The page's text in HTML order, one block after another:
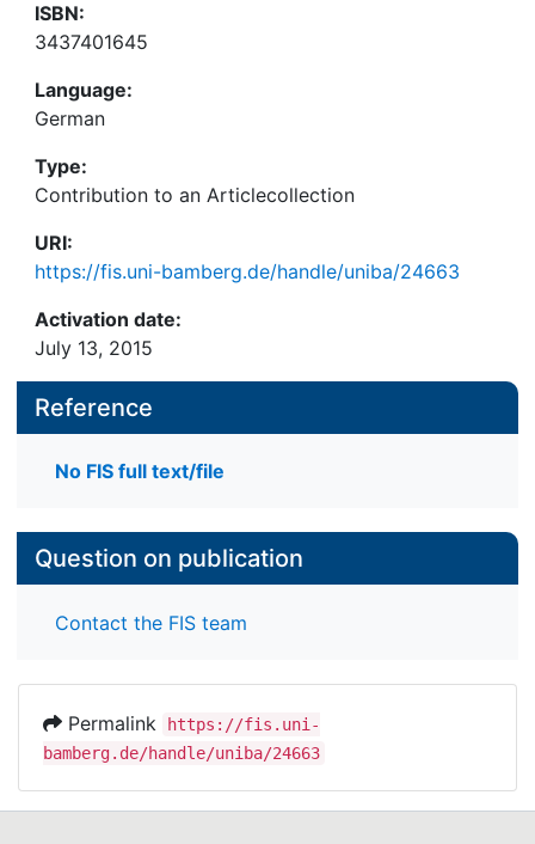
ISBN:
3437401645
Language:
German
Type:
Contribution to an Articlecollection
URI:
https://fis.uni-bamberg.de/handle/uniba/24663
Activation date:
July 13, 2015
Reference
No FIS full text/file
Question on publication
Contact the FIS team
Permalink
https://fis.uni-
bamberg.de/handle/uniba/24663